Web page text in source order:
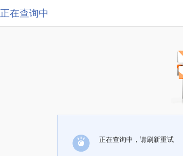
正在查询中
正在查询中，请刷新重试